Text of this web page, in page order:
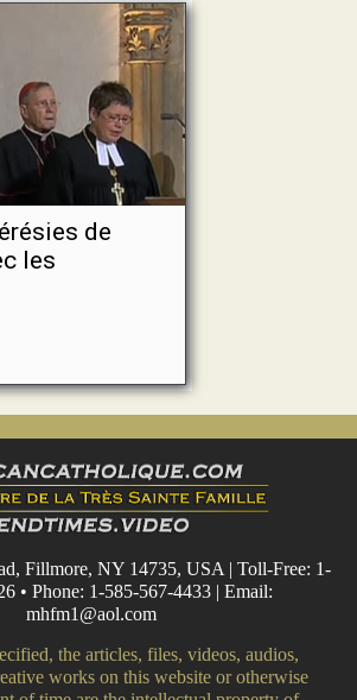
de
les
Fillmore, NY 14735, USA | Toll-Free: 1-
• Phone: 1-585-567-4433 | Email:
mhfm1@aol.com
the articles, files, videos, audios,
works on this website or otherwise